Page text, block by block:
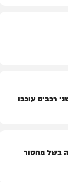
רכבים עוכבו
בשל מחסור